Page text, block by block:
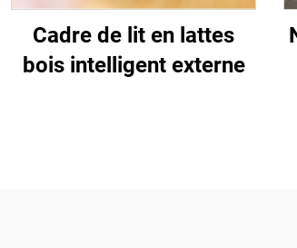
Cadre de lit en lattes
bois intelligent externe